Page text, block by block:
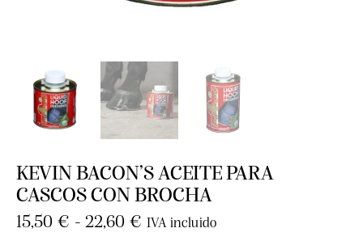
KEVIN BACON’S ACEITE PARA
CASCOS CON BROCHA
15,50 € - 22,60 € IVA incluido